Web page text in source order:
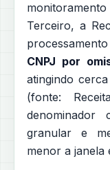
Terceiro, a
CNPJ por
atingindo
(fonte:
denominador
granular e
menor a janela